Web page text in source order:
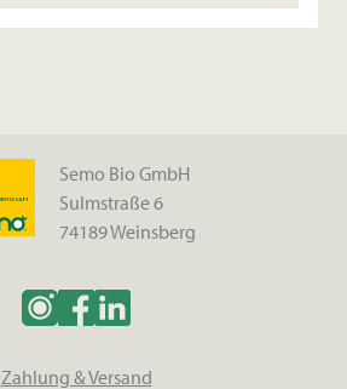
Semo Bio GmbH
Sulmstraße 6
74189 Weinsberg
Zahlung & Versand